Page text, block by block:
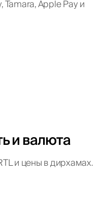
Apple Pay и
и валюта
и цены в дирхамах.